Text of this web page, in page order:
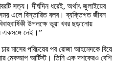
সত্য। দীর্ঘদিন ধরেই, অর্থাৎ জুলাইয়ের
এলে বিস্তারিত বলব। ব্যক্তিগত জীবন
উপলক্ষে ভুয়া খবর ছড়ানোয়
একসঙ্গে নেই।”
মাসের পরিচয়ের পর রোজা আহমেদকে বিয়ে
মেকআপ আর্টিস্ট। তিনি এক দশকেরও বেশি